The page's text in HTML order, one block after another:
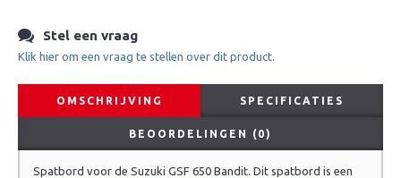
Stel een vraag
Klik hier om een vraag te stellen over dit product.
OMSCHRIJVING SPECIFICATIES
BEOORDELINGEN (0)
Spatbord voor de Suzuki GSF 650 Bandit. Dit spatbord is een